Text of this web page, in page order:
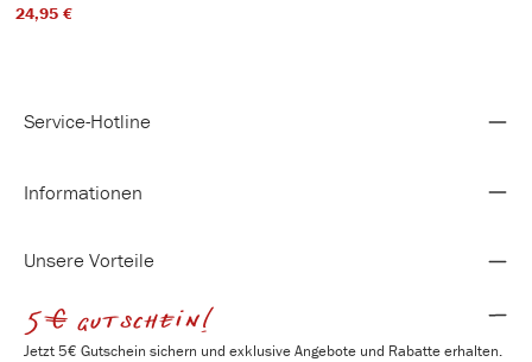
24,95 €​
Service-Hotline
Informationen
Unsere Vorteile
5€ gutschein!
Jetzt 5€ Gutschein sichern und exklusive Angebote und Rabatte erhalten.